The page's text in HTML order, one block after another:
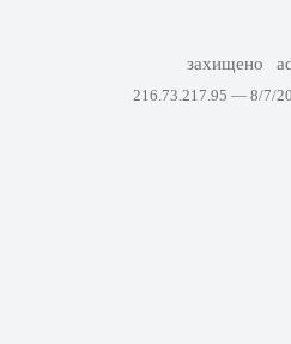
захищено
216.73.217.95 — 8/7/